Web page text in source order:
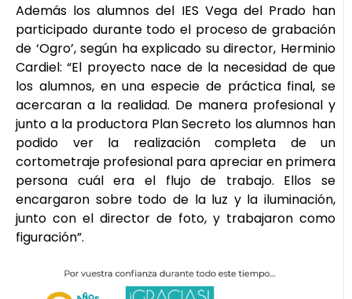
Además los alumnos del IES Vega del Prado han
participado durante todo el proceso de grabación
de ‘Ogro’, según ha explicado su director, Herminio
Cardiel: “El proyecto nace de la necesidad de que
los alumnos, en una especie de práctica final, se
acercaran a la realidad. De manera profesional y
junto a la productora Plan Secreto los alumnos han
podido ver la realización completa de un
cortometraje profesional para apreciar en primera
persona cuál era el flujo de trabajo. Ellos se
encargaron sobre todo de la luz y la iluminación,
junto con el director de foto, y trabajaron como
figuración”.